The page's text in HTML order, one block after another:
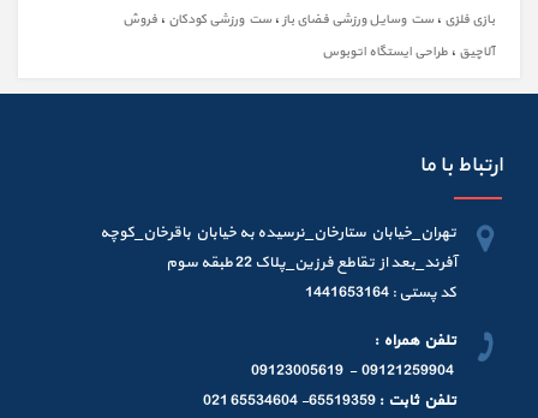
بازی فلزی ، ست وسایل ورزشی فضای باز، ست ورزشی کودکان ، فروش
آلاچیق ، طراحی ایستگاه اتوبوس
ارتباط با ما
تهران_خیابان ستارخان_نرسیده به خیابان باقرخان_کوچه
آفرند_بعد از تقاطع فرزین_پلاک 22 طبقه سوم
کد پستی : 1441653164
تلفن همراه :
09121259904 - 09123005619
تلفن ثابت : 65519359- 65534604 021